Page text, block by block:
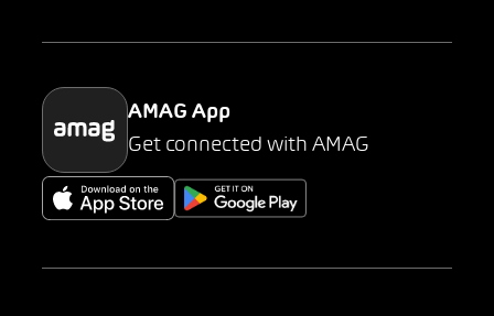
Parking
AMAG App
Get connected with AMAG